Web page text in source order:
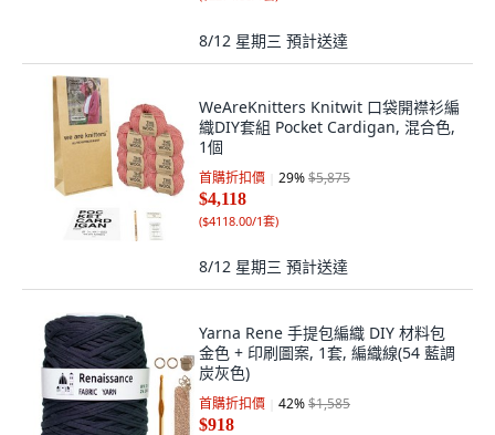
8/12 星期三 預計送達
WeAreKnitters Knitwit 口袋開襟衫編
織DIY套組 Pocket Cardigan, 混合色,
1個
首購折扣價 29%$5,875
$4,118
($4118.00/1套)
8/12 星期三 預計送達
Yarna Rene 手提包編織 DIY 材料包
金色 + 印刷圖案, 1套, 編織線(54 藍調
炭灰色)
首購折扣價 42%$1,585
$918